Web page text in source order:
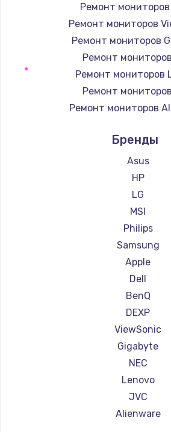
Заказать
Ремонт мониторов
Ремонт мониторов
Ремонт мониторов
Ремонт
Ремонт мониторов
Ремонт
Ремонт мониторов
Ремонт мониторов
Ремонт мониторов
Ремонт
Ремонт мониторов
Ремонт мониторов
Ремонт
Ремонт мониторов
Ремонт мониторов
Ремонт мониторов
Бренды
Asus
HP
LG
MSI
Philips
Samsung
Apple
Dell
BenQ
DEXP
ViewSonic
Gigabyte
NEC
Lenovo
JVC
Alienware